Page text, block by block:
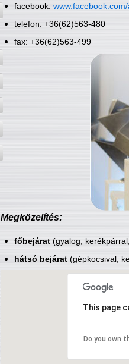
facebook:
telefon: +36(62)563-480
fax: +36(62)563-499
Megközelítés:
főbejárat(gyalog,
hátsó bejárat(gépkocsival,
This page
Do you own